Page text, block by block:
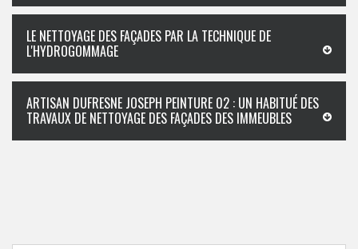
LE NETTOYAGE DES FAÇADES PAR LA TECHNIQUE DE
L'HYDROGOMMAGE
ARTISAN DUFRESNE JOSEPH PEINTURE 02 : UN HABITUÉ DES
TRAVAUX DE NETTOYAGE DES FAÇADES DES IMMEUBLES